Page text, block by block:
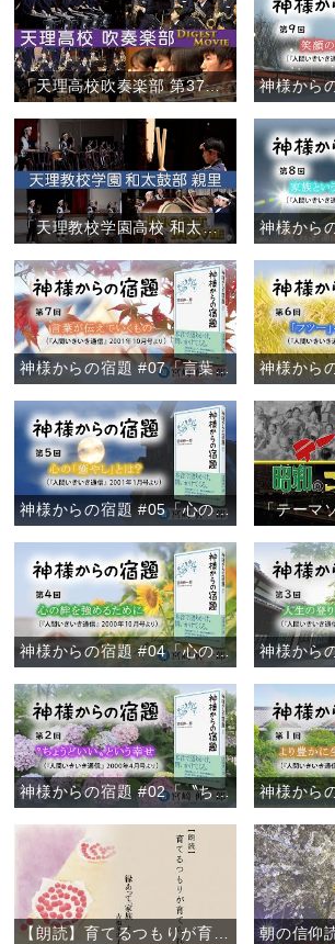
「天理高校吹奏楽部 第37回定期演奏会/ファイナル・コンサート2020ダイジェスト」
「天理教校学園高校 和太鼓部親里 定期演奏会ダイジェスト」
神様からの宿題 #07「言葉が伝えていくもの」
神様からの宿題 #05「心の『癒やし』とは？」
神様からの宿題 #04「心の絆を強めるために」
神様からの宿題 #02「〝ちょうどいい〟という幸せ」
【朗読】育てるつもりが育てられ 『縁あって「家族」』より